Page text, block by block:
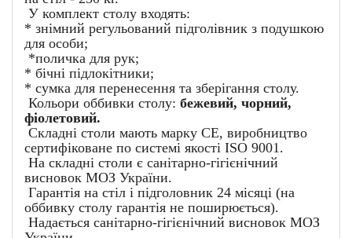
У комплект столу входять:
* знімний регульований підголівник з подушкою
для особи;
*поличка для рук;
* бічні підлокітники;
* сумка для перенесення та зберігання столу.
Кольори оббивки столу: бежевий, чорний,
фіолетовий.
Складні столи мають марку CE, виробництво
сертифіковане по системі якості ISO 9001.
На складні столи є санітарно-гігієнічний
висновок МОЗ України.
Гарантія на стіл і підголовник 24 місяці (на
оббивку столу гарантія не поширюється).
Надається санітарно-гігієнічний висновок МОЗ